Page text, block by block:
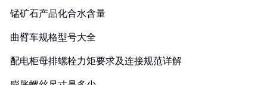
锰矿石产品化合水含量
曲臂车规格型号大全
配电柜母排螺栓力矩要求及连接规范详解